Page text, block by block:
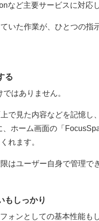
など主要サービスに対応
いた作業が、ひとつの
る
はありません。
で見た内容などを記憶
ホーム画面の「
れます。
はユーザー自身で管理で
もしっかり
ォンとしての基本性能も